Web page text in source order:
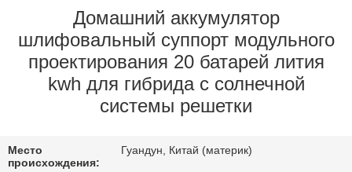
ПРОВЕРКА
КАЧЕСТВА
СВЯЖИТЕСЬ
Домашний аккумулятор
шлифовальный суппорт модульного
проектирования 20 батарей лития
kwh для гибрида с солнечной
системы решетки
Место
происхождения:
Гуандун, Китай (материк)